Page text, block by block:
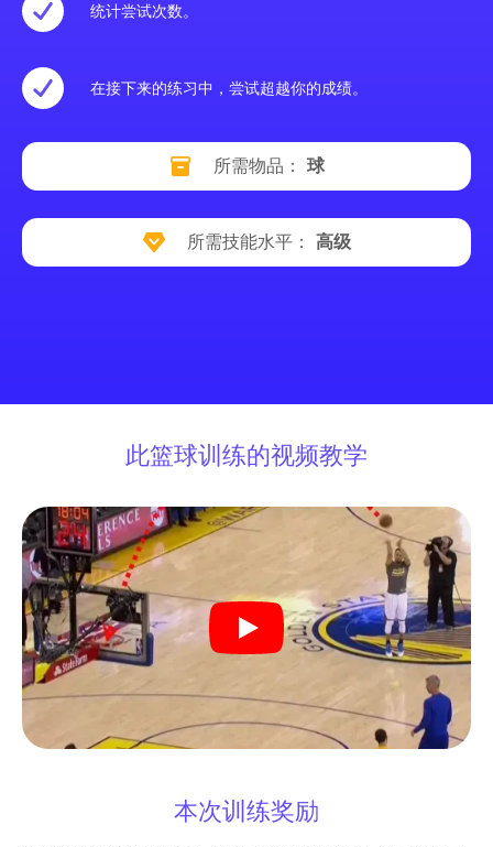
统计尝试次数。
在接下来的练习中，尝试超越你的成绩。
所需物品： 球
所需技能水平： 高级
此篮球训练的视频教学
本次训练奖励